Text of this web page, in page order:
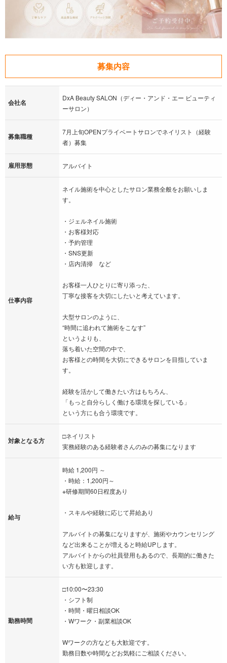
募集内容
会社名
DxA Beauty SALON（ディー・アンド・エー ビューティ
ーサロン）
募集職種
7月上旬OPENプライベートサロンでネイリスト（経験
者）募集
雇用形態 アルバイト
仕事内容
ネイル施術を中心としたサロン業務全般をお願いしま
す。
・ジェルネイル施術
・お客様対応
・予約管理
・SNS更新
・店内清掃 など
お客様一人ひとりに寄り添った、
丁寧な接客を大切にしたいと考えています。
大型サロンのように、
“時間に追われて施術をこなす”
というよりも、
落ち着いた空間の中で、
お客様との時間を大切にできるサロンを目指していま
す。
経験を活かして働きたい方はもちろん、
「もっと自分らしく働ける環境を探している」
という方にも合う環境です。
対象となる方
□ネイリスト
実務経験のある経験者さんのみの募集になります
給与
時給 1,200円 ～
・時給：1,200円～
※研修期間60日程度あり
・スキルや経験に応じて昇給あり
アルバイトの募集になりますが、施術やカウンセリング
など出来ることが増えると時給UPします。
アルバイトからの社員登用もあるので、長期的に働きた
い方も歓迎します。
勤務時間
□10:00〜23:30
・シフト制
・時間・曜日相談OK
・Wワーク・副業相談OK
Wワークの方なども大歓迎です。
勤務日数や時間などお気軽にご相談ください。